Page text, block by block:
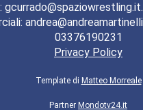
03376190231
Privacy Policy
Template di Matteo Morreale
Partner Mondotv24.it